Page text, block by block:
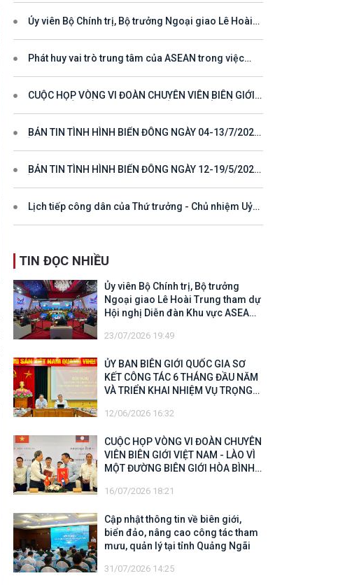
quyền và quyền tài phán đối với vùng đặc quyền kinh tế
và thềm lục địa của quốc gia ven biển
Ủy viên Bộ Chính trị, Bộ trưởng Ngoại giao Lê Hoài
lần thứ 33
Phát huy vai trò trung tâm của ASEAN trong việc
CUỘC HỌP VÒNG VI ĐOÀN CHUYÊN VIÊN BIÊN GIỚI
HỢP TÁC VÀ PHÁT TRIỂN
BẢN TIN TÌNH HÌNH BIỂN ĐÔNG NGÀY 04-13/7/2026
BẢN TIN TÌNH HÌNH BIỂN ĐÔNG NGÀY 12-19/5/2026
Lịch tiếp công dân của Thứ trưởng - Chủ nhiệm Uỷ
TIN ĐỌC NHIỀU
Ủy viên Bộ Chính trị, Bộ trưởng
Ngoại giao Lê Hoài Trung tham dự
Hội nghị Diễn đàn Khu vực ASEAN
23/07/2026 19:49
ỦY BAN BIÊN GIỚI QUỐC GIA SƠ
KẾT CÔNG TÁC 6 THÁNG ĐẦU NĂM
VÀ TRIỂN KHAI NHIỆM VỤ TRỌNG
12/06/2026 16:32
CUỘC HỌP VÒNG VI ĐOÀN CHUYÊN
VIÊN BIÊN GIỚI VIỆT NAM - LÀO VÌ
MỘT ĐƯỜNG BIÊN GIỚI HÒA BÌNH,
16/07/2026 18:21
Cập nhật thông tin về biên giới,
biển đảo, nâng cao công tác tham
mưu, quản lý tại tỉnh Quảng Ngãi
31/07/2026 14:25